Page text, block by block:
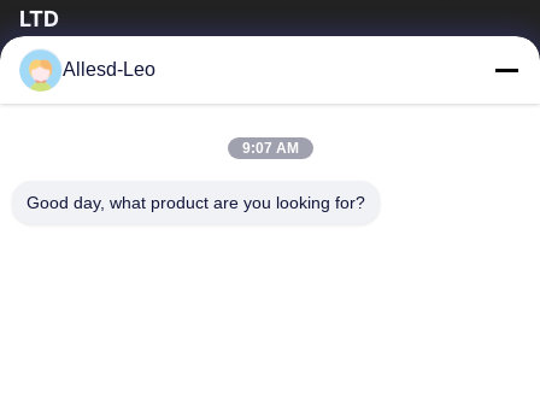
LTD
ประสบการณ์ 16 ปี ในฐานะผู้ผลิตและผู้ส่งออกผลิตภัณฑ์ ESD &
Cleanroom ชั้นนำ เราขอเสนออุปกรณ์และวัสดุสิ้นเปลือง ESD &
บ้าน
สินค้า
Allesd-Leo
9:07 AM
Good day, what product are you looking for?